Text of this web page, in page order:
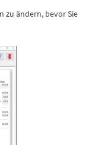
zu ändern, bevor Sie